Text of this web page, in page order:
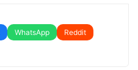
WhatsApp
Reddit